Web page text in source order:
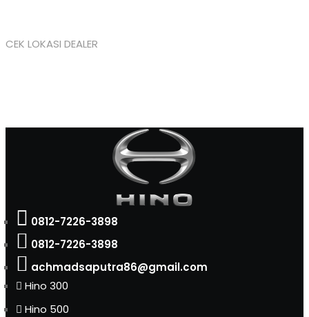
CEK LOKASI DEALER
0812-7226-3898
0812-7226-3898
achmadsaputra86@gmail.com
Hino 300
Hino 500